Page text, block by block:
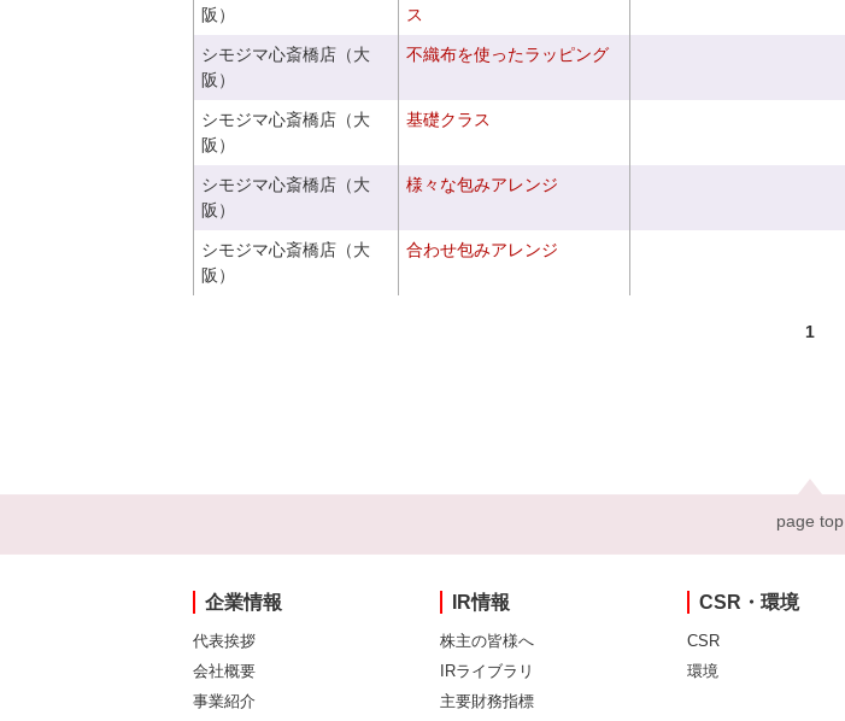
阪）
ス
シモジマ心斎橋店（大
阪）
不織布を使ったラッピング
シモジマ心斎橋店（大
阪）
基礎クラス
シモジマ心斎橋店（大
阪）
様々な包みアレンジ
シモジマ心斎橋店（大
阪）
合わせ包みアレンジ
1
page top
企業情報
代表挨拶
会社概要
事業紹介
IR情報
株主の皆様へ
IRライブラリ
主要財務指標
CSR・環境
CSR
環境